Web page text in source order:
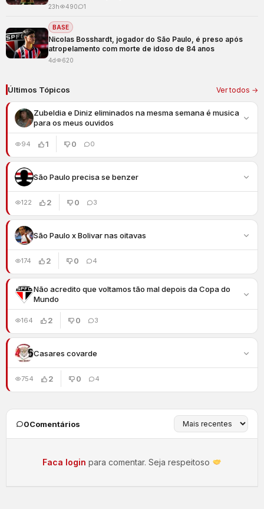
23h 490 1
BASE
Nicolas Bosshardt, jogador do São Paulo, é preso após
atropelamento com morte de idoso de 84 anos
4d 620
Últimos Tópicos Ver todos →
Zubeldia e Diniz eliminados na mesma semana é musica
para os meus ouvidos
94 1 0 0
São Paulo precisa se benzer
122 2 0 3
São Paulo x Bolivar nas oitavas
174 2 0 4
Não acredito que voltamos tão mal depois da Copa do
Mundo
164 2 0 3
Casares covarde
754 2 0 4
0Comentários
Faca login para comentar. Seja respeitoso